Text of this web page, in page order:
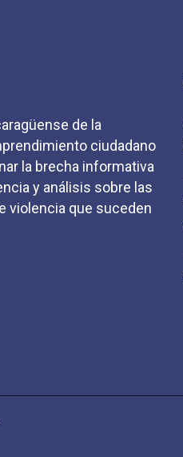
de la
ciudadano
la brecha informativa
y análisis sobre las
violencia que suceden